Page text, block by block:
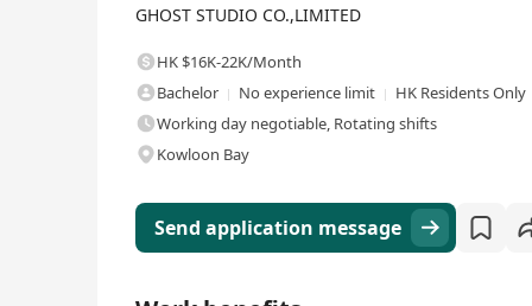
GHOST STUDIO CO.,LIMITED
HK $16K-22K/Month
Bachelor
No experience limit
HK Residents Only
Working day negotiable, Rotating shifts
Kowloon Bay
Send application message